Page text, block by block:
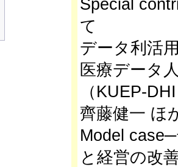
Special
て
データ利活
医療データ
（KUEP-
齊藤健一 ほ
Model
と経営の改